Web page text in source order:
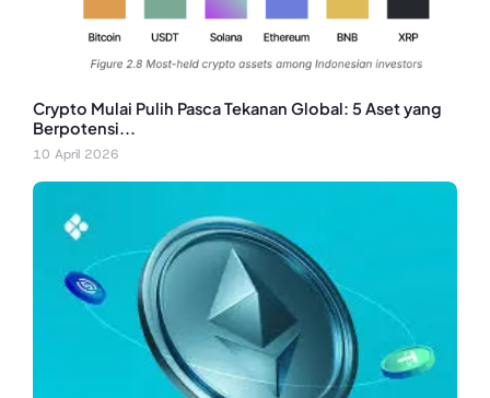
Crypto Mulai Pulih Pasca Tekanan Global: 5 Aset yang
Berpotensi...
10 April 2026